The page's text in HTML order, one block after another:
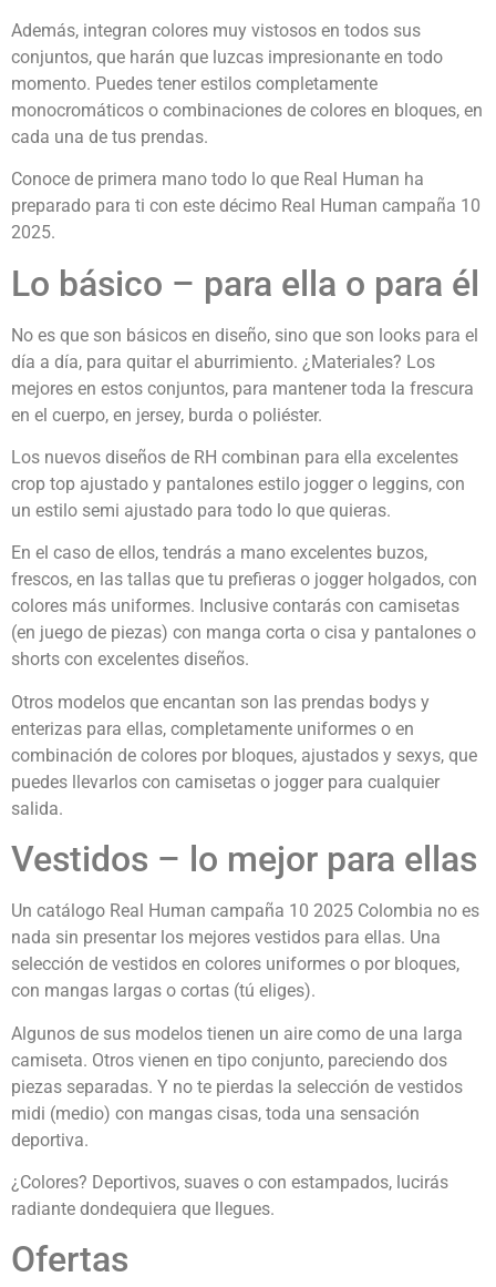
Además, integran colores muy vistosos en todos sus
conjuntos, que harán que luzcas impresionante en todo
momento. Puedes tener estilos completamente
monocromáticos o combinaciones de colores en bloques, en
cada una de tus prendas.
Conoce de primera mano todo lo que Real Human ha
preparado para ti con este décimo Real Human campaña 10
2025.
Lo básico – para ella o para él
No es que son básicos en diseño, sino que son looks para el
día a día, para quitar el aburrimiento. ¿Materiales? Los
mejores en estos conjuntos, para mantener toda la frescura
en el cuerpo, en jersey, burda o poliéster.
Los nuevos diseños de RH combinan para ella excelentes
crop top ajustado y pantalones estilo jogger o leggins, con
un estilo semi ajustado para todo lo que quieras.
En el caso de ellos, tendrás a mano excelentes buzos,
frescos, en las tallas que tu prefieras o jogger holgados, con
colores más uniformes. Inclusive contarás con camisetas
(en juego de piezas) con manga corta o cisa y pantalones o
shorts con excelentes diseños.
Otros modelos que encantan son las prendas bodys y
enterizas para ellas, completamente uniformes o en
combinación de colores por bloques, ajustados y sexys, que
puedes llevarlos con camisetas o jogger para cualquier
salida.
Vestidos – lo mejor para ellas
Un catálogo Real Human campaña 10 2025 Colombia no es
nada sin presentar los mejores vestidos para ellas. Una
selección de vestidos en colores uniformes o por bloques,
con mangas largas o cortas (tú eliges).
Algunos de sus modelos tienen un aire como de una larga
camiseta. Otros vienen en tipo conjunto, pareciendo dos
piezas separadas. Y no te pierdas la selección de vestidos
midi (medio) con mangas cisas, toda una sensación
deportiva.
¿Colores? Deportivos, suaves o con estampados, lucirás
radiante dondequiera que llegues.
Ofertas